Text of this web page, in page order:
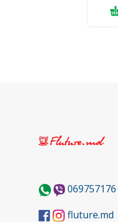
069757176
fluture.md